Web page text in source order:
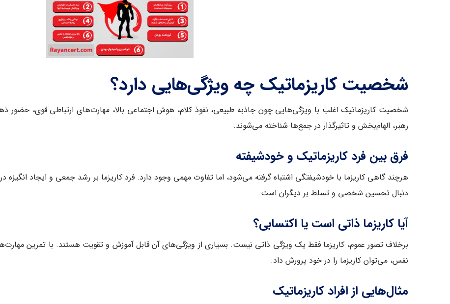
شخصیت کاریزماتیک چه ویژگی‌هایی دارد؟
شخصیت کاریزماتیک اغلب با ویژگی‌هایی چون جاذبه طبیعی، نفوذ کلام، هوش اجتماعی بالا، مهارت‌های ارتباطی قوی، حضور
رهبر، الهام‌بخش و تاثیرگذار در جمع‌ها شناخته می‌شوند.
فرق بین فرد کاریزماتیک و خودشیفته
هرچند گاهی کاریزما با خودشیفتگی اشتباه گرفته می‌شود، اما تفاوت مهمی وجود دارد. فرد کاریزما بر رشد جمعی و ایجاد انگیزه
دنبال تحسین شخصی و تسلط بر دیگران است.
آیا کاریزما ذاتی است یا اکتسابی؟
برخلاف تصور عموم، کاریزما فقط یک ویژگی ذاتی نیست. بسیاری از ویژگی‌های آن قابل آموزش و تقویت هستند. با تمرین
نفس، می‌توان کاریزما را در خود پرورش داد.
مثال‌هایی از افراد کاریزماتیک